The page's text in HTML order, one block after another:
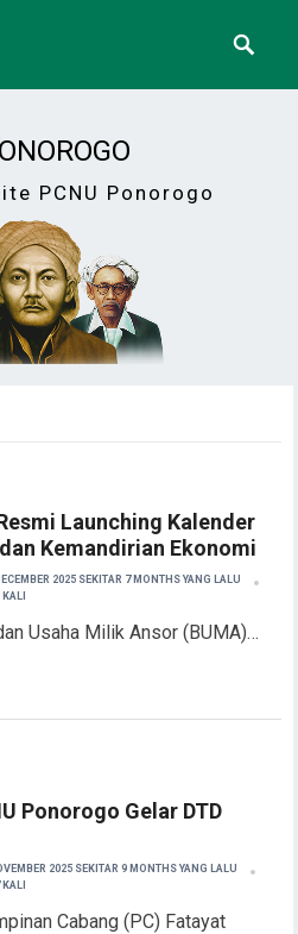
PCNU Ponorogo
Launching Kalender
Kemandirian Ekonomi
2025 SEKITAR 7 MONTHS YANG LALU
Usaha Milik Ansor (BUMA)…
Ponorogo Gelar DTD
2025 SEKITAR 9 MONTHS YANG LALU
Cabang (PC) Fatayat